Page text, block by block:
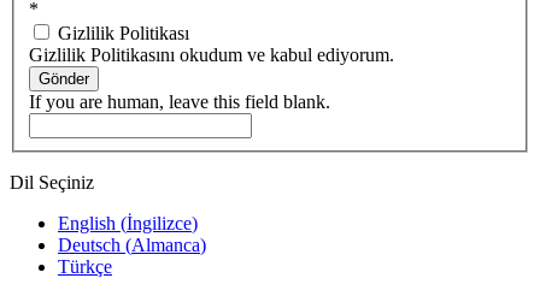
*
Gizlilik Politikası
Gizlilik Politikasını okudum ve kabul ediyorum.
Gönder
If you are human, leave this field blank.
Dil Seçiniz
English (İngilizce)
Deutsch (Almanca)
Türkçe